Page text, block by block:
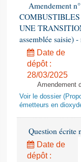
Amendement
UNE
assemblée saisie) -
Date de
dépôt :
28/03/2025
Amendement
Voir le dossier
émetteurs en
Question écrite
Date de
dépôt :